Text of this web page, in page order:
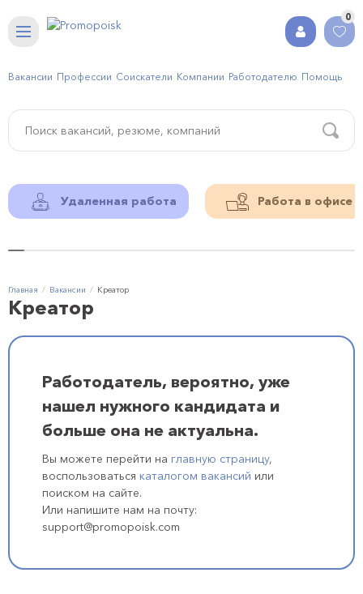
0
Вакансии Профессии Соискатели Компании Работодателю Помощь
Удаленная работа Работа в офисе
Главная Вакансии Креатор
Креатор
Работодатель, вероятно, уже
нашел нужного кандидата и
больше она не актуальна.
Вы можете перейти на главную страницу,
воспользоваться каталогом вакансий или
поиском на сайте.
Или напишите нам на почту:
support@promopoisk.com